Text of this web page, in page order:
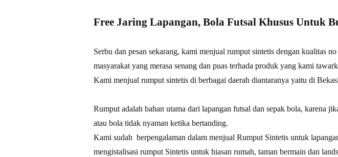
Free Jaring Lapangan, Bola Futsal Khusus Untuk
Serbu dan pesan sekarang, kami menjual rumput sintetis dengan kualitas
masyarakat yang merasa senang dan puas terhada produk yang kami
Kami menjual rumput sintetis di berbagai daerah diantaranya yaitu di
Rumput adalah bahan utama dari lapangan futsal dan sepak bola, karena
atau bola tidak nyaman ketika bertanding.
Kami sudah berpengalaman dalam menjual Rumput Sintetis untuk
mengistalisasi rumput Sintetis untuk hiasan rumah, taman bermain dan